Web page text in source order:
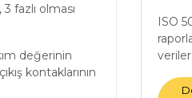
fazlı olması
değerinin
kontaklarının
ISO